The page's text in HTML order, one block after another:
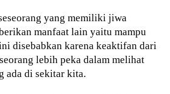
yang memiliki jiwa
manfaat lain yaitu mampu
disebabkan karena keaktifan dari
lebih peka dalam melihat
ada di sekitar kita.